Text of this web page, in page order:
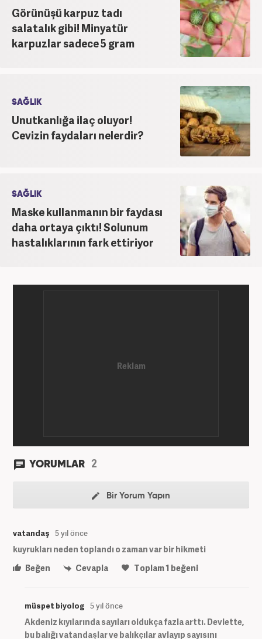
Görünüşü karpuz tadı
salatalık gibi! Minyatür
karpuzlar sadece 5 gram
SAĞLIK
Unutkanlığa ilaç oluyor!
Cevizin faydaları nelerdir?
SAĞLIK
Maske kullanmanın bir faydası
daha ortaya çıktı! Solunum
hastalıklarının fark ettiriyor
YORUMLAR 2
Bir Yorum Yapın
vatandaş 5 yıl önce
kuyrukları neden toplandı o zaman var bir hikmeti
Beğen
Cevapla Toplam1 beğeni
müspet biyolog 5 yıl önce
Akdeniz kıyılarında sayıları oldukça fazla arttı. Devlette,
bu balığı vatandaşlar ve balıkçılar avlayıp sayısını